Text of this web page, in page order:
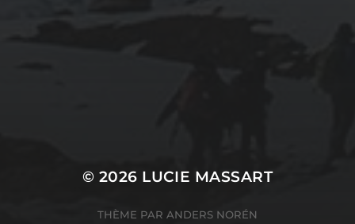
© 2026 LUCIE MASSART
THÈME PAR ANDERS NORÉN